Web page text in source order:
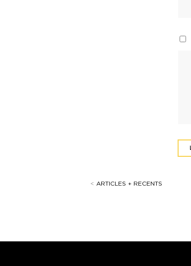
< ARTICLES + RECENTS